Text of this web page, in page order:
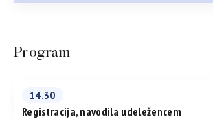
Program
14.30
Registracija, navodila udeležencem